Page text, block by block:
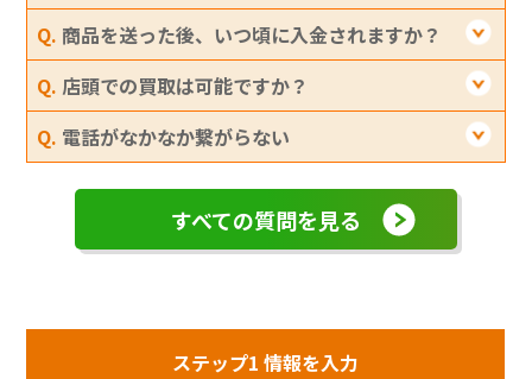
Q. 商品を送った後、いつ頃に入金されますか？
Q. 店頭での買取は可能ですか？
Q. 電話がなかなか繋がらない
すべての質問を見る
ステップ1 情報を入力